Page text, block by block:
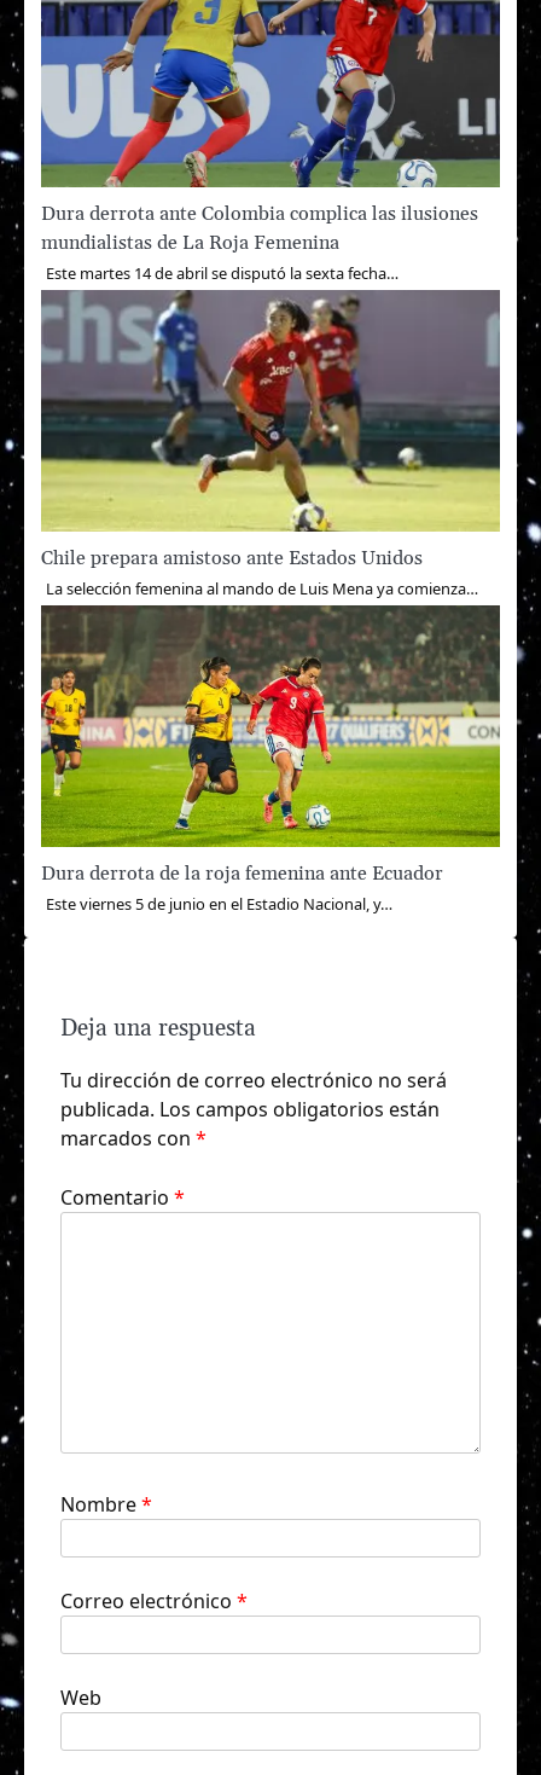
Dura derrota ante Colombia complica las ilusiones
mundialistas de La Roja Femenina
Este martes 14 de abril se disputó la sexta fecha…
Chile prepara amistoso ante Estados Unidos
La selección femenina al mando de Luis Mena ya comienza…
Dura derrota de la roja femenina ante Ecuador
Este viernes 5 de junio en el Estadio Nacional, y…
Deja una respuesta
Tu dirección de correo electrónico no será
publicada. Los campos obligatorios están
marcados con *
Comentario *
Nombre*
Correo electrónico *
Web